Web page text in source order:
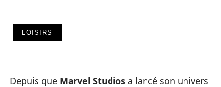
LOISIRS
Depuis que Marvel Studios a lancé son univers